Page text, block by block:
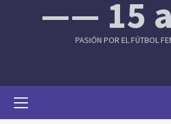
—— 15
PASIÓN POR EL FÚTBOL
Menu